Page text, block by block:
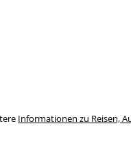
Informationen zu Reisen,